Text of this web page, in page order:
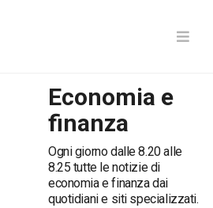
Economia e
finanza
Ogni giorno dalle 8.20 alle
8.25 tutte le notizie di
economia e finanza dai
quotidiani e siti specializzati.